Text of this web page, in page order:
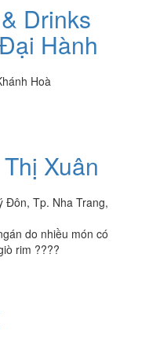
Drinks
Hành
Hoà
Xuân
Đôn, Tp. Nha Trang,
do nhiều món có
rim ????